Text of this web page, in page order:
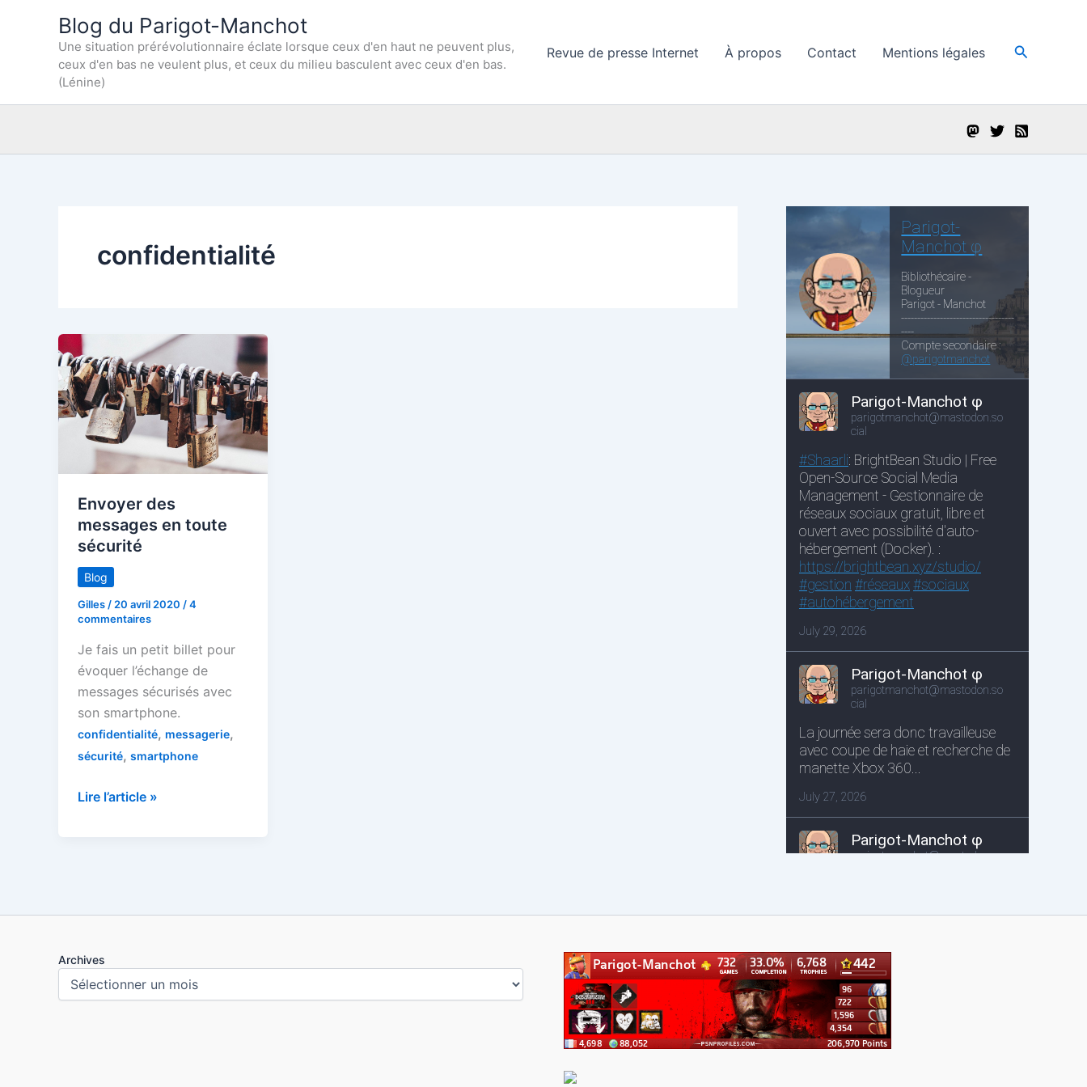
Blog du Parigot-Manchot
Une situation prérévolutionnaire éclate lorsque ceux d'en haut ne peuvent plus,
ceux d'en bas ne veulent plus, et ceux du milieu basculent avec ceux d'en bas.
(Lénine)
Revue de presse Internet À propos Contact Mentions légales
confidentialité
Envoyer des
messages en toute
sécurité
Blog
Gilles/20 avril 2020 /4
commentaires
Je fais un petit billet pour
évoquer l’échange de
messages sécurisés avec
son smartphone.
confidentialité, messagerie,
sécurité, smartphone
Envoyer
Lire l’article »
Archives